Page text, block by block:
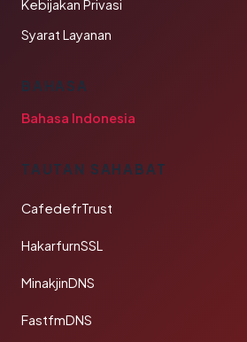
Kebijakan Privasi
Syarat Layanan
BAHASA
Bahasa Indonesia
TAUTAN SAHABAT
CafedefrTrust
HakarfurnSSL
MinakjinDNS
FastfmDNS